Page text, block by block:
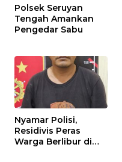
Polsek Seruyan
Tengah Amankan
Pengedar Sabu
Nyamar Polisi,
Residivis Peras
Warga Berlibur di